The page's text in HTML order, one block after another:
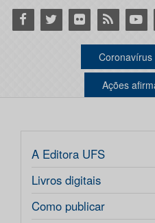
Facebook
Twitter Flickr RSS
Coronavírus
Ações
A Editora UFS
Livros digitais
Como publicar